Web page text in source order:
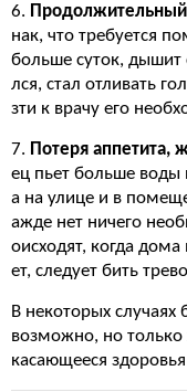
6.
нак, что требуется
больше суток, дышит
лся, стал отливать
зти к врачу его
7. Потеря аппетита,
ец пьет больше воды
а на улице и в
ажде нет ничего
оисходят, когда
ет, следует бить
В некоторых
возможно, но только
касающееся